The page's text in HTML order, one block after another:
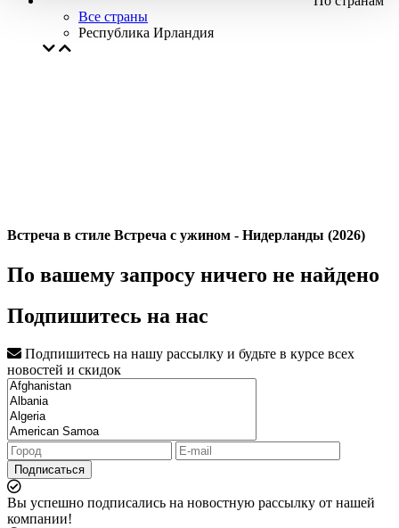
Все страны
Республика Ирландия
Встреча в стиле Встреча с ужином - Нидерланды (2026)
По вашему запросу ничего не найдено
Подпишитесь на нас
Подпишитесь на нашу рассылку и будьте в курсе всех
новостей и скидок
Подписаться
Вы успешно подписались на новостную рассылку от нашей
компании!